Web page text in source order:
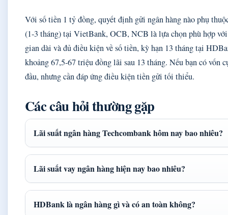
Với số tiền 1 tỷ đồng, quyết định gửi ngân hàng nào phụ
(1-3 tháng) tại VietBank, OCB, NCB là lựa chọn phù hợp
gian dài và đủ điều kiện về số tiền, kỳ hạn 13 tháng tại
khoảng 67,5-67 triệu đồng lãi sau 13 tháng. Nếu bạn có
đầu, nhưng cần đáp ứng điều kiện tiền gửi tối thiểu.
Các câu hỏi thường gặp
Lãi suất ngân hàng Techcombank hôm nay bao nhiêu?
Lãi suất vay ngân hàng hiện nay bao nhiêu?
HDBank là ngân hàng gì và có an toàn không?